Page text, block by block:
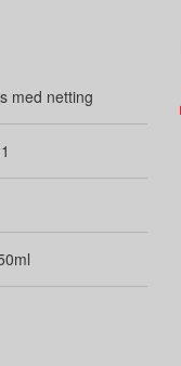
med netting